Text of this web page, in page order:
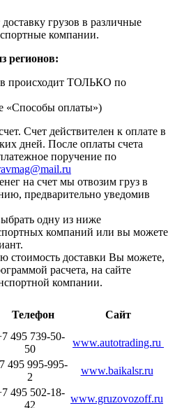
грузов в различные
компании.
регионов:
происходит ТОЛЬКО по
«Способы оплаты»)
Счет действителен к оплате в
дней. После оплаты счета
поручение по
на счет мы отвозим груз в
предварительно уведомив
одну из ниже
компаний или вы можете
стоимость доставки Вы можете,
расчета, на сайте
компании.
Телефон Сайт
495 739-50-
50
www.autotrading.ru
495 995-995-
2
www.baikalsr.ru
495 502-18-
42
www.gruzovozoff.ru